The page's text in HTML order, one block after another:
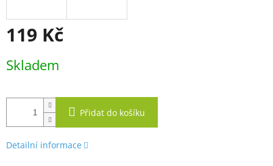
119 Kč
cena:
Skladem
Přidat do košíku
Detailní informace